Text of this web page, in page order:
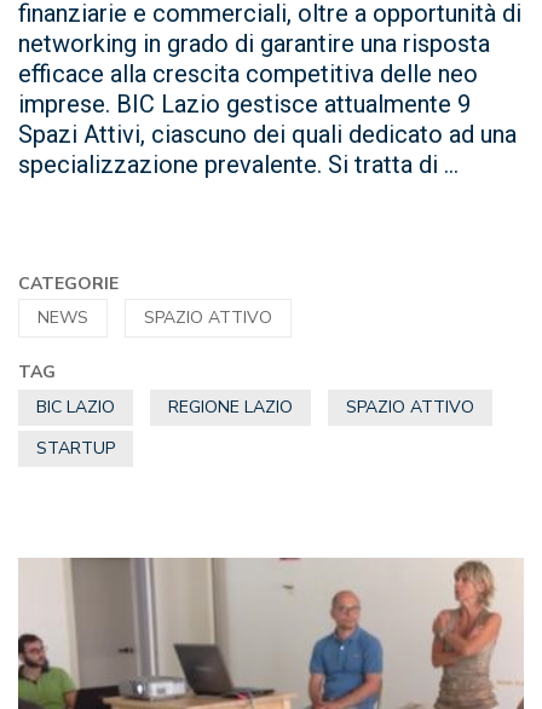
finanziarie e commerciali, oltre a opportunità di
networking in grado di garantire una risposta
efficace alla crescita competitiva delle neo
imprese. BIC Lazio gestisce attualmente 9
Spazi Attivi, ciascuno dei quali dedicato ad una
specializzazione prevalente. Si tratta di ...
CATEGORIE
NEWS
SPAZIO ATTIVO
TAG
BIC LAZIO
REGIONE LAZIO
SPAZIO ATTIVO
STARTUP